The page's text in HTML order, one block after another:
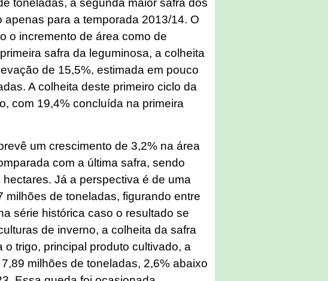
toneladas, a segunda maior safra dos
apenas para a temporada 2013/14. O
o incremento de área como de
safra da leguminosa, a colheita
de 15,5%, estimada em pouco
A colheita deste primeiro ciclo da
com 19,4% concluída na primeira
um crescimento de 3,2% na área
com a última safra, sendo
Já a perspectiva é de uma
milhões de toneladas, figurando entre
série histórica caso o resultado se
de inverno, a colheita da safra
o trigo, principal produto cultivado, a
milhões de toneladas, 2,6% abaixo